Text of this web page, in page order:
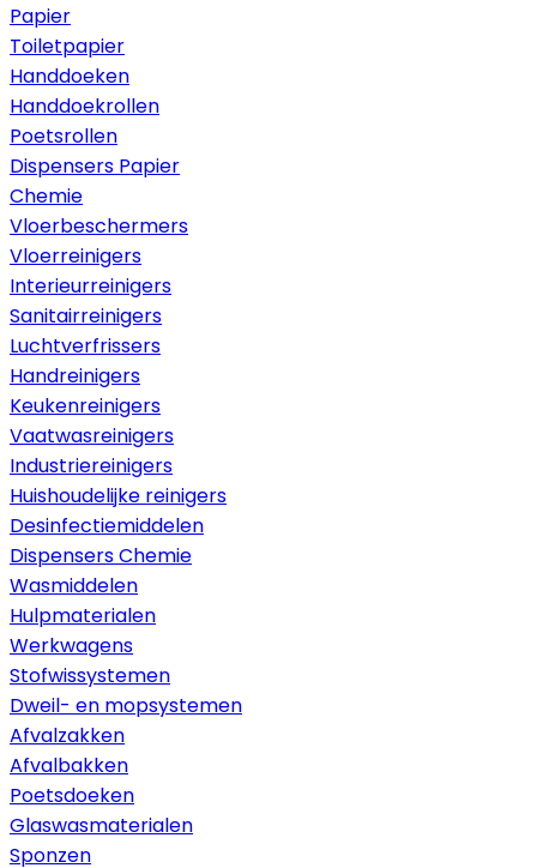
Papier
Toiletpapier
Handdoeken
Handdoekrollen
Poetsrollen
Dispensers Papier
Chemie
Vloerbeschermers
Vloerreinigers
Interieurreinigers
Sanitairreinigers
Luchtverfrissers
Handreinigers
Keukenreinigers
Vaatwasreinigers
Industriereinigers
Huishoudelijke reinigers
Desinfectiemiddelen
Dispensers Chemie
Wasmiddelen
Hulpmaterialen
Werkwagens
Stofwissystemen
Dweil- en mopsystemen
Afvalzakken
Afvalbakken
Poetsdoeken
Glaswasmaterialen
Sponzen